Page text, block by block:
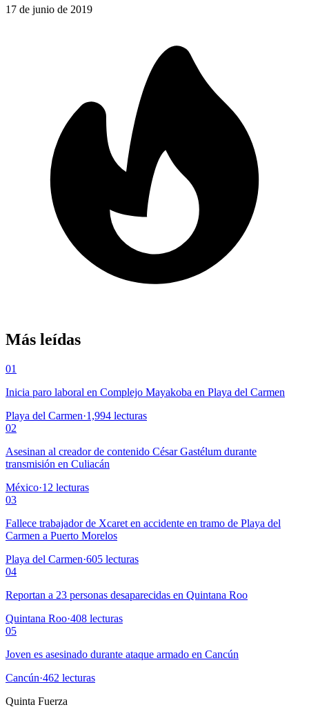
17 de junio de 2019
Más leídas
01
Inicia paro laboral en Complejo Mayakoba en Playa del Carmen
Playa del Carmen·1,994 lecturas
02
Asesinan al creador de contenido César Gastélum durante
transmisión en Culiacán
México·12 lecturas
03
Fallece trabajador de Xcaret en accidente en tramo de Playa del
Carmen a Puerto Morelos
Playa del Carmen·605 lecturas
04
Reportan a 23 personas desaparecidas en Quintana Roo
Quintana Roo·408 lecturas
05
Joven es asesinado durante ataque armado en Cancún
Cancún·462 lecturas
Quinta Fuerza